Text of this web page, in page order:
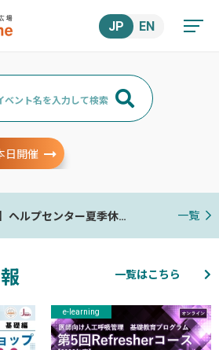
JP EN
日開催
【2026年】ヘルプセンター夏季休業についてのお知らせ 一覧
一覧はこちら
e-learning